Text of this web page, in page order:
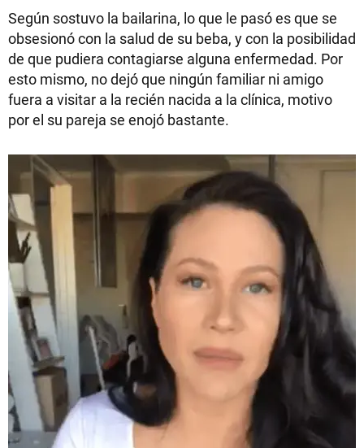
Según sostuvo la bailarina, lo que le pasó es que se
obsesionó con la salud de su beba, y con la posibilidad
de que pudiera contagiarse alguna enfermedad. Por
esto mismo, no dejó que ningún familiar ni amigo
fuera a visitar a la recién nacida a la clínica, motivo
por el su pareja se enojó bastante.